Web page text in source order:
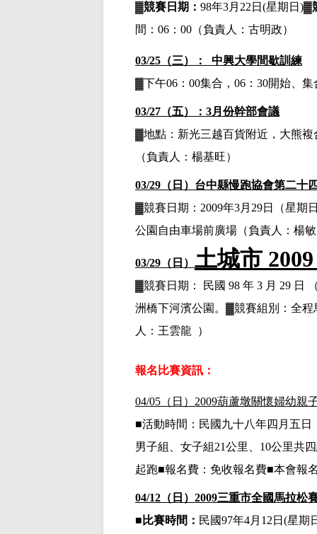
▓競賽日期： 98年3月 22 日 (星期日 )▓
間： 06：00 （負責人：古明政）
03/25（三）： 中興大學間歇訓練
▓下午06：00集合，06：30開始、
03/27（五）：3月份幹部會議
▓地點：新光三越百貨附近，大熊
（負責人：楊基旺）
03/29 （日）台中縣慢跑協會第二十
▓競賽日期： 2009年3月 29日（星期
公園自由車場前廣場 （負責人：楊
03/29 （日） 土城市
▓競賽日期： 民國 98 年 3 月 29 日
洲橋下河濱公園。 ▓競賽組別：全程
人：王雲龍 ）
報名比賽資訊：
04/05 （日） 2009葫蘆墩關懷婦幼親
■活動時間：民國九十八年四月五
男子組、女子組21公里 10公里共
起跑■報名費：免收報名費■本會報
04/12 （日） 2009三重市全國馬拉松
■ 比賽時間： 民國97年4月12日 (星期